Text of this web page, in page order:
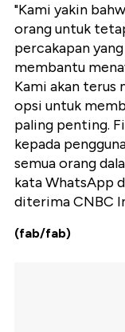
"Kami yakin
orang untuk
percakapan
membantu
Kami akan terus
opsi untuk
paling penting.
kepada
semua orang
kata WhatsApp
diterima CNBC
(fab/fab)